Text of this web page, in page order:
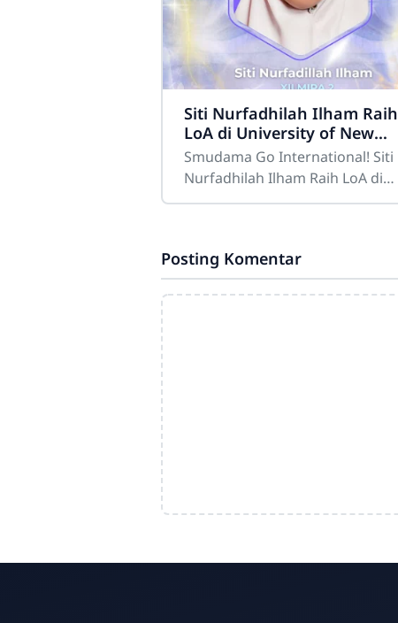
Siti Nurfadhilah Ilham Raih
LoA di University of New
South Wales, Australia
Smudama Go International! Siti
Nurfadhilah Ilham Raih LoA di
University of New South Wales,
Posting Komentar